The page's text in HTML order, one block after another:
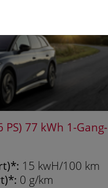
77 kWh 1-Gang-
15 kwH/100 km
0 g/km